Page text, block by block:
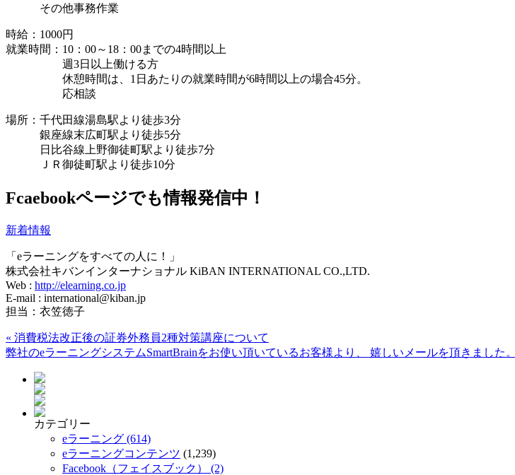
その他事務作業
時給：1000円
就業時間：10：00～18：00までの4時間以上
週3日以上働ける方
休憩時間は、1日あたりの就業時間が6時間以上の場合45分。
応相談
場所：千代田線湯島駅より徒歩3分
銀座線末広町駅より徒歩5分
日比谷線上野御徒町駅より徒歩7分
ＪＲ御徒町駅より徒歩10分
Fcaebookページでも情報発信中！
新着情報
「eラーニングをすべての人に！」
株式会社キバンインターナショナル KiBAN INTERNATIONAL CO.,LTD.
Web : http://elearning.co.jp
E-mail : international@kiban.jp
担当：衣笠徳子
« 消費税法改正後の証券外務員2種対策講座について
弊社のeラーニングシステムSmartBrainをお使い頂いているお客様より、 嬉しいメールを頂きました。
カテゴリー
eラーニング (614)
eラーニングコンテンツ (1,239)
Facebook（フェイスブック） (2)